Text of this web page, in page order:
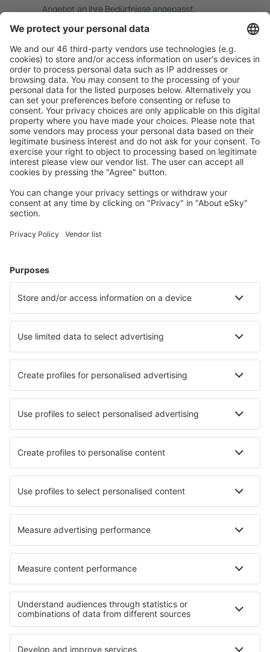
Angebot an Ihre Bedürfnisse angepasst.
Sicher planen
Buchen ohne Sorgen mit einer kostenlosen
Stornierungsoption.
Mehr sparen
Attraktive Preise und Spezialangebote für eingeloggte
Benutzer.
Unterkünfte, die Sie mögen
Wählen Sie aus über 1,3 Millionen Unterkünften: Hotels,
Meist gesuchte Hotels von eSky-Nutzern
Hotels in Palermo Hotels in Rom Hotels in Florenz
Hotels in Perugia Hotels in Lecce
Hotels in Sestri Levante
Die besten Hotels - Städte
Hotels in Sosopol Hotels Morwenstow Hotels Kabaira
Hotels in Pavel Banya Hotels in Manuel Antonio
Hotels in Cangas de Narcea Hotels Fabens
Hotels in La Cresse
Die besten Hotels - Regionen
Hotels in Abruzzo Hotels in Kalabrien
Hotels beim Gardasee Hotels in Fleimstal
Hotels in Toskana Hotels am Faaker See
Hotels in Istrien Hotels in Zermatt